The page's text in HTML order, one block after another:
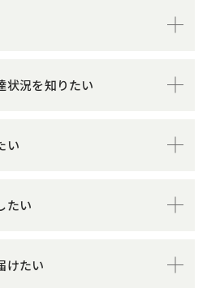
状況を知りたい
い
たい
けたい